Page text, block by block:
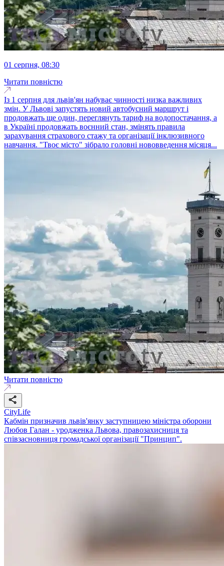
01 серпня, 08:30
Читати повністю
Із 1 серпня для львів'ян набуває чинності низка важливих
змін. У Львові запустять новий автобусний маршрут і
продовжать ще один, переглянуть тариф на водопостачання, а
в Україні продовжать воєнний стан, змінять правила
зарахування страхового стажу та організації інклюзивного
навчання. "Твоє місто" зібрало головні нововведення місяця...
Читати повністю
CityLife
Кабмін призначив львів'янку заступницею міністра оборони
Любов Галан - уродженка Львова, правозахисниця та
співзасновниця громадської організації "Принцип".